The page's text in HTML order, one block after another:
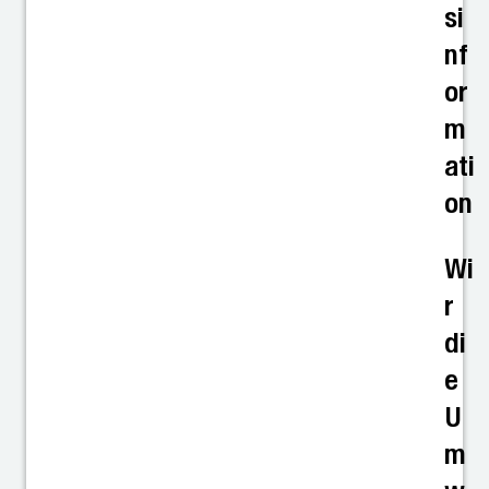
si
nf
or
m
ati
on
Wi
r
di
e
U
m